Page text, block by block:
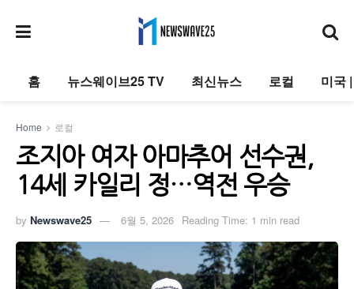
홈 뉴스웨이브25 TV 최신뉴스 로컬 미국
Home 로컬
조지아 여자 아마추어 선수권,
14세 카일리 정…역전 우승
by Newswave25 6월 5, 2026 Reading Time: 1 min read